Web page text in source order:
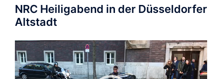
NRC Heiligabend in der Düsseldorfer
Altstadt
Video-
Player